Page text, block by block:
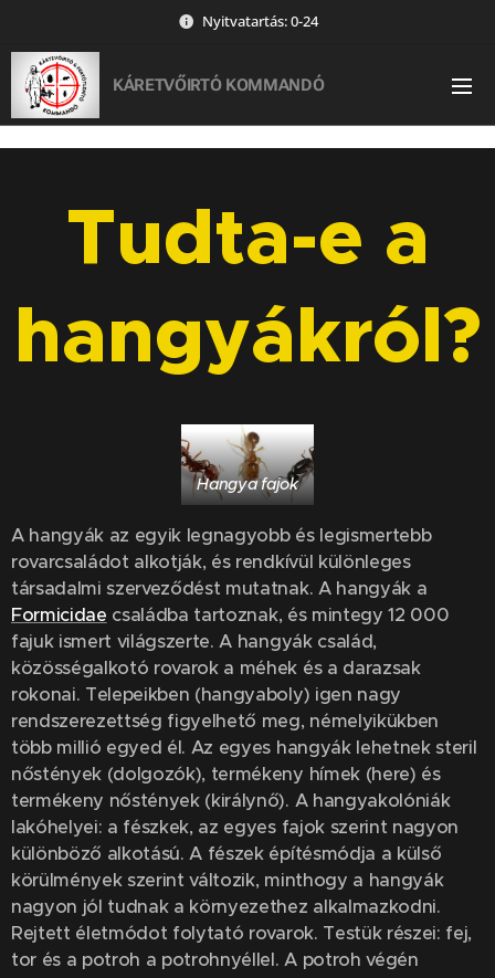
Nyitvatartás: 0-24
KÁRETVŐIRTÓ KOMMANDÓ
Tudta-e a
hangyákról?
Hangya fajok
A hangyák az egyik legnagyobb és legismertebb
rovarcsaládot alkotják, és rendkívül különleges
társadalmi szerveződést mutatnak. A hangyák a
Formicidae családba tartoznak, és mintegy 12 000
fajuk ismert világszerte. A hangyák család,
közösségalkotó rovarok a méhek és a darazsak
rokonai. Telepeikben (hangyaboly) igen nagy
rendszerezettség figyelhető meg, némelyikükben
több millió egyed él. Az egyes hangyák lehetnek steril
nőstények (dolgozók), termékeny hímek (here) és
termékeny nőstények (királynő). A hangyakolóniák
lakóhelyei: a fészkek, az egyes fajok szerint nagyon
különböző alkotású. A fészek építésmódja a külső
körülmények szerint változik, minthogy a hangyák
nagyon jól tudnak a környezethez alkalmazkodni.
Rejtett életmódot folytató rovarok. Testük részei: fej,
tor és a potroh a potrohnyéllel. A potroh végén